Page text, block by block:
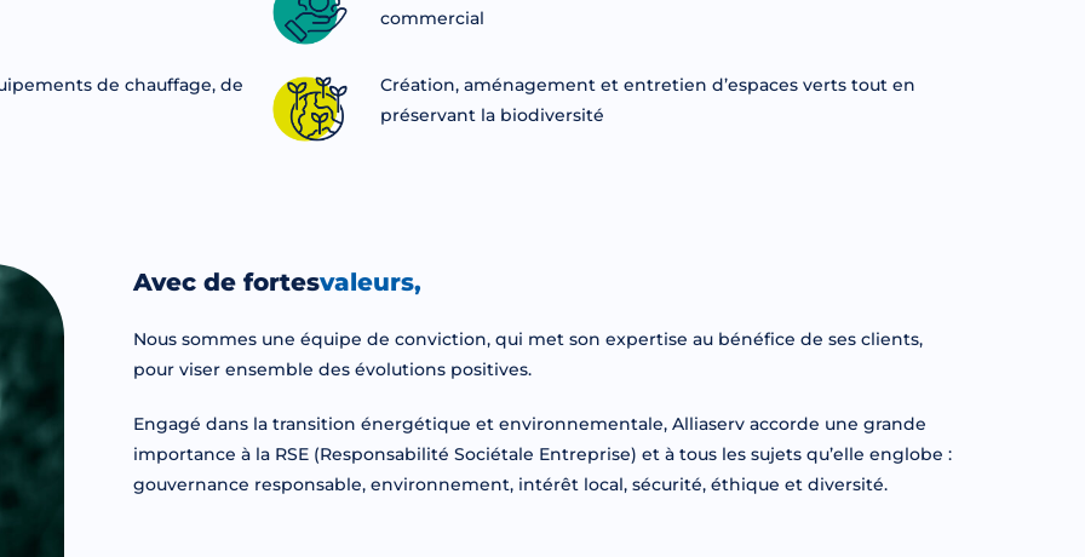
de chauffage, de
commercial
Création, aménagement et entretien d’espaces verts tout en
préservant la biodiversité
Avec de fortesvaleurs,
Nous sommes une équipe de conviction, qui met son expertise au bénéfice de ses clients,
pour viser ensemble des évolutions positives.
Engagé dans la transition énergétique et environnementale, Alliaserv accorde une grande
importance à la RSE (Responsabilité Sociétale Entreprise) et à tous les sujets qu’elle englobe :
gouvernance responsable, environnement, intérêt local, sécurité, éthique et diversité.